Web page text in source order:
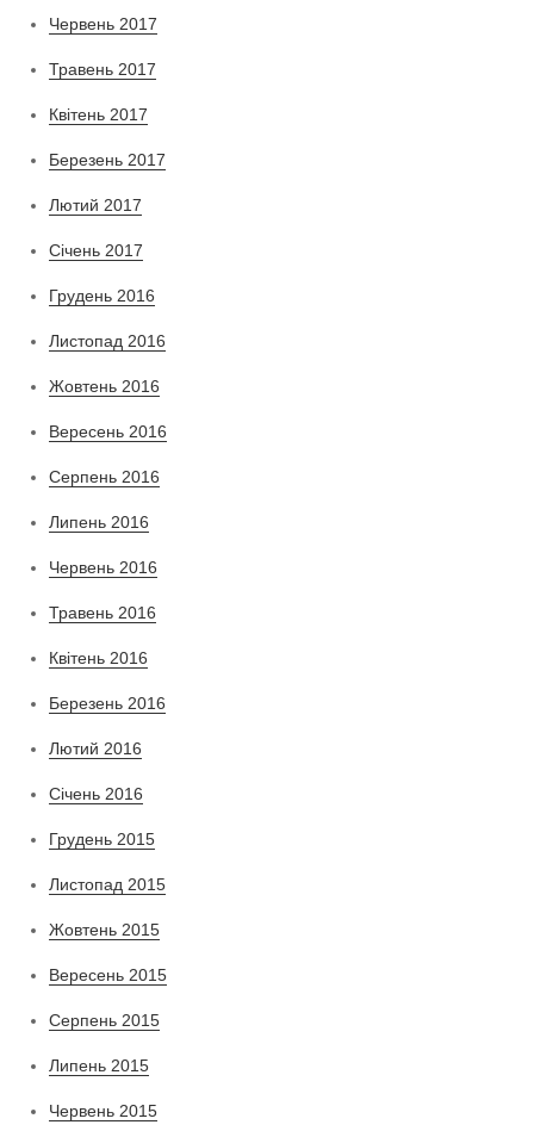
Червень 2017
Травень 2017
Квітень 2017
Березень 2017
Лютий 2017
Січень 2017
Грудень 2016
Листопад 2016
Жовтень 2016
Вересень 2016
Серпень 2016
Липень 2016
Червень 2016
Травень 2016
Квітень 2016
Березень 2016
Лютий 2016
Січень 2016
Грудень 2015
Листопад 2015
Жовтень 2015
Вересень 2015
Серпень 2015
Липень 2015
Червень 2015